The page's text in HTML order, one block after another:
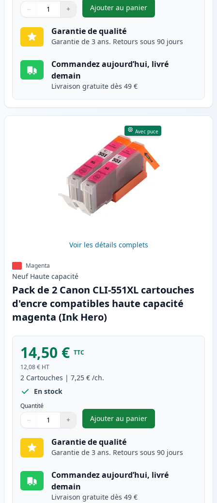
Quantité
Utilisez les boutons pour ajuster
− +
Quantité
Ajouter au panier
,Pack de 2 Canon CLI-551XL
Garantie de qualité
Garantie de 3 ans. Retours sous 90 jours
Commandez aujourd’hui, livré
demain
Livraison gratuite dès 49 €
Avec puce
Voir les détails complets
Magenta
Neuf Haute capacité
Pack de 2 Canon CLI-551XL cartouches
d'encre compatibles haute capacité
magenta (Ink Hero)
14,50 € TTC
12,08 € HT
2 Cartouches | 7,25 € /ch.
En stock
Quantité
Quantité
Utilisez les boutons pour ajuster
− +
Quantité
Ajouter au panier
,Pack de 2 Canon CLI-551XL
Garantie de qualité
Garantie de 3 ans. Retours sous 90 jours
Commandez aujourd’hui, livré
demain
Livraison gratuite dès 49 €